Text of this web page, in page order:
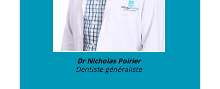
Dr Nicholas Poirier
Dentiste généraliste